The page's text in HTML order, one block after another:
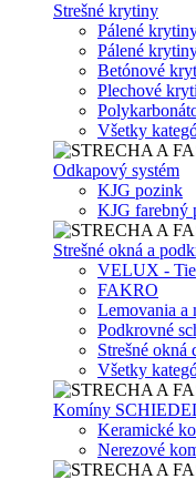
Strešné krytiny
Pálené
Pálené
Betónové
Plechové
Všetky
Odkapový systém
KJG pozink
KJG farebný
Strešné okná a
VELUX -
FAKRO
Lemovania a
Podkrovné
Strešné okná
Všetky
Komíny
Keramické
Nerezové